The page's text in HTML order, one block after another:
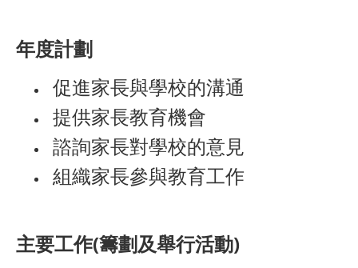
年度計劃
促進家長與學校的溝通
提供家長教育機會
諮詢家長對學校的意見
組織家長參與教育工作
主要工作(籌劃及舉行活動)